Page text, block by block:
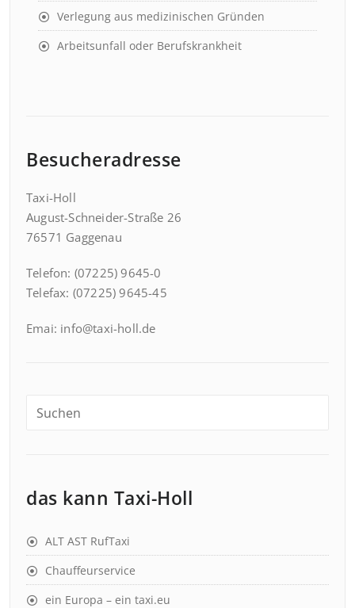
Verlegung aus medizinischen Gründen
Arbeitsunfall oder Berufskrankheit
Besucheradresse
Taxi-Holl
August-Schneider-Straße 26
76571 Gaggenau
Telefon: (07225) 9645-0
Telefax: (07225) 9645-45
Emai: info@taxi-holl.de
das kann Taxi-Holl
ALT AST RufTaxi
Chauffeurservice
ein Europa – ein taxi.eu